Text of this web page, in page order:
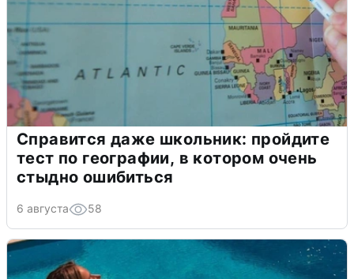
Справится даже школьник: пройдите
тест по географии, в котором очень
стыдно ошибиться
6 августа 58